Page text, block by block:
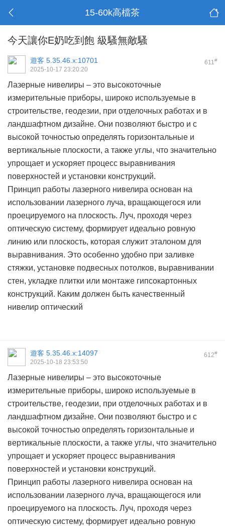
15-60k高檔茶
今天讓你E奶吃到飽 級騷無敵騷
611#
遊客 5.35.46.x:10701
2025-10-17 23:20:20
Лазерные нивелиры – это высокоточные
измерительные приборы, широко используемые в
строительстве, геодезии, при отделочных работах и в
ландшафтном дизайне. Они позволяют быстро и с
высокой точностью определять горизонтальные и
вертикальные плоскости, а также углы, что значительно
упрощает и ускоряет процесс выравнивания
поверхностей и установки конструкций.
Принцип работы лазерного нивелира основан на
использовании лазерного луча, вращающегося или
проецируемого на плоскость. Луч, проходя через
оптическую систему, формирует идеально ровную
линию или плоскость, которая служит эталоном для
выравнивания. Это особенно удобно при заливке
стяжки, установке подвесных потолков, выравнивании
стен, укладке плитки или монтаже гипсокартонных
конструкций. Каким должен быть качественный
нивелир оптический
612#
遊客 5.35.46.x:14097
2025-10-18 23:53:50
Лазерные нивелиры – это высокоточные
измерительные приборы, широко используемые в
строительстве, геодезии, при отделочных работах и в
ландшафтном дизайне. Они позволяют быстро и с
высокой точностью определять горизонтальные и
вертикальные плоскости, а также углы, что значительно
упрощает и ускоряет процесс выравнивания
поверхностей и установки конструкций.
Принцип работы лазерного нивелира основан на
использовании лазерного луча, вращающегося или
проецируемого на плоскость. Луч, проходя через
оптическую систему, формирует идеально ровную